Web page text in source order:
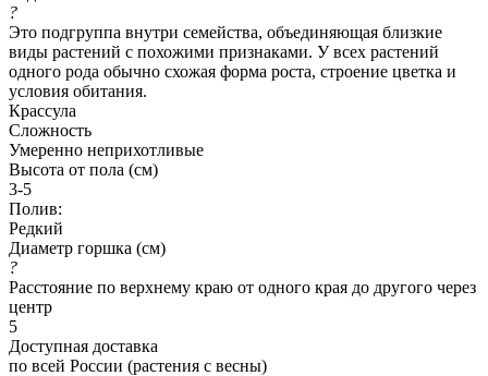
?
Это подгруппа внутри семейства, объединяющая близкие
виды растений с похожими признаками. У всех растений
одного рода обычно схожая форма роста, строение цветка и
условия обитания.
Крассула
Сложность
Умеренно неприхотливые
Высота от пола (см)
3-5
Полив:
Редкий
Диаметр горшка (см)
?
Расстояние по верхнему краю от одного края до другого через
центр
5
Доступная доставка
по всей России (растения с весны)